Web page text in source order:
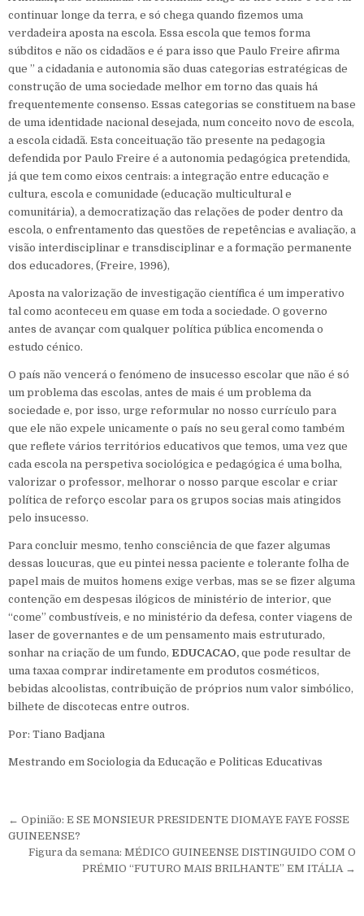
continuar longe da terra, e só chega quando fizemos uma
verdadeira aposta na escola. Essa escola que temos forma
súbditos e não os cidadãos e é para isso que Paulo Freire afirma
que ” a cidadania e autonomia são duas categorias estratégicas de
construção de uma sociedade melhor em torno das quais há
frequentemente consenso. Essas categorias se constituem na base
de uma identidade nacional desejada, num conceito novo de escola,
a escola cidadã. Esta conceituação tão presente na pedagogia
defendida por Paulo Freire é a autonomia pedagógica pretendida,
já que tem como eixos centrais: a integração entre educação e
cultura, escola e comunidade (educação multicultural e
comunitária), a democratização das relações de poder dentro da
escola, o enfrentamento das questões de repetências e avaliação, a
visão interdisciplinar e transdisciplinar e a formação permanente
dos educadores, (Freire, 1996),
Aposta na valorização de investigação científica é um imperativo
tal como aconteceu em quase em toda a sociedade. O governo
antes de avançar com qualquer política pública encomenda o
estudo cénico.
O país não vencerá o fenómeno de insucesso escolar que não é só
um problema das escolas, antes de mais é um problema da
sociedade e, por isso, urge reformular no nosso currículo para
que ele não expele unicamente o país no seu geral como também
que reflete vários territórios educativos que temos, uma vez que
cada escola na perspetiva sociológica e pedagógica é uma bolha,
valorizar o professor, melhorar o nosso parque escolar e criar
política de reforço escolar para os grupos socias mais atingidos
pelo insucesso.
Para concluir mesmo, tenho consciência de que fazer algumas
dessas loucuras, que eu pintei nessa paciente e tolerante folha de
papel mais de muitos homens exige verbas, mas se se fizer alguma
contenção em despesas ilógicos de ministério de interior, que
“come” combustíveis, e no ministério da defesa, conter viagens de
laser de governantes e de um pensamento mais estruturado,
sonhar na criação de um fundo, EDUCACAO, que pode resultar de
uma taxaa comprar indiretamente em produtos cosméticos,
bebidas alcoolistas, contribuição de próprios num valor simbólico,
bilhete de discotecas entre outros.
Por: Tiano Badjana
Mestrando em Sociologia da Educação e Politicas Educativas
Navegação de Post
← Opinião: E SE MONSIEUR PRESIDENTE DIOMAYE FAYE FOSSE
GUINEENSE?
Figura da semana: MÉDICO GUINEENSE DISTINGUIDO COM O
PRÉMIO “FUTURO MAIS BRILHANTE” EM ITÁLIA →